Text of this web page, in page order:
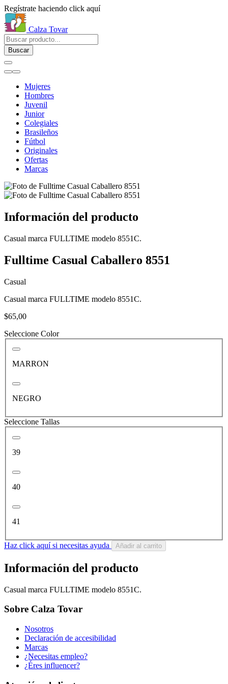
Regístrate haciendo click aquí
Calza Tovar
Buscar
Mujeres
Hombres
Juvenil
Junior
Colegiales
Brasileños
Fútbol
Originales
Ofertas
Marcas
Información del producto
Casual marca FULLTIME modelo 8551C.
Fulltime Casual Caballero 8551
Casual
Casual marca FULLTIME modelo 8551C.
$65,00
Seleccione Color
MARRON
NEGRO
Seleccione Tallas
39
40
41
Haz click aquí si necesitas ayuda Añadir al carrito
Información del producto
Casual marca FULLTIME modelo 8551C.
Sobre Calza Tovar
Nosotros
Declaración de accesibilidad
Marcas
¿Necesitas empleo?
¿Éres influencer?